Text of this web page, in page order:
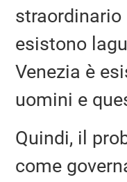
esistono
Venezia è
uomini e
Quindi, il
come